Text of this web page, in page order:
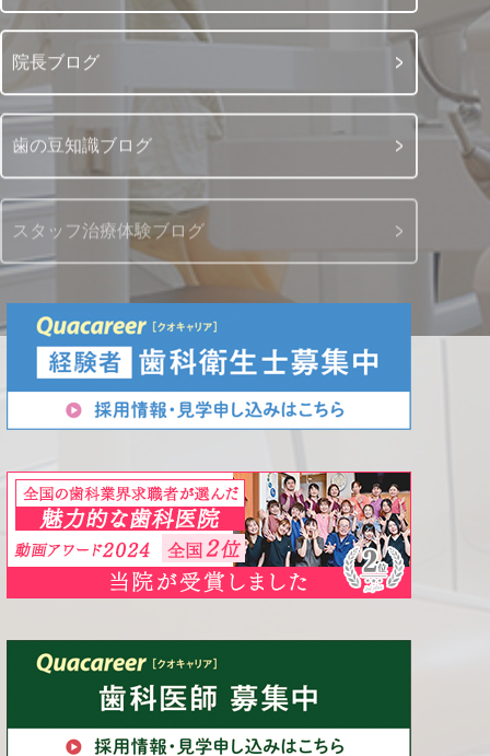
院長ブログ
歯の豆知識ブログ
スタッフ治療体験ブログ